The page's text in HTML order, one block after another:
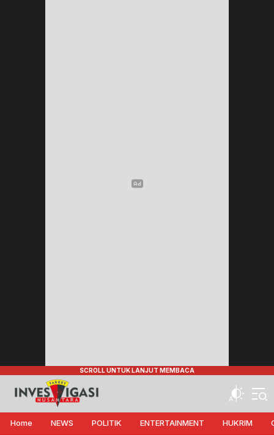
Target Investigasi Nusantara
Edukasi Nusantara
Home NEWS POLITIK ENTERTAINMENT HUKRIM